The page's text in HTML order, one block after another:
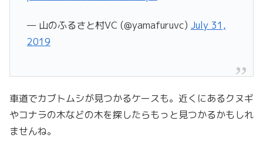
— 山のふるさと村VC (@yamafuruvc) July 31,
2019
車道でカブトムシが見つかるケースも。近くにあるクヌギ
やコナラの木などの木を探したらもっと見つかるかもしれ
ませんね。